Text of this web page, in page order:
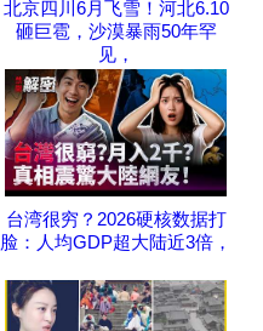
北京四川6月飞雪！河北6.10
砸巨雹，沙漠暴雨50年罕
见，
台湾很穷？2026硬核数据打
脸：人均GDP超大陆近3倍，